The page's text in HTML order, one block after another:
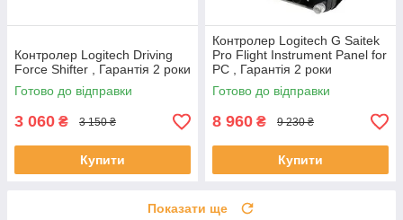
Контролер Logitech Driving
Force Shifter , Гарантія 2 роки
Готово до відправки
3 060 ₴ 3 150 ₴
Купити
Контролер Logitech G Saitek
Pro Flight Instrument Panel for
PC , Гарантія 2 роки
Готово до відправки
8 960 ₴ 9 230 ₴
Купити
Показати ще